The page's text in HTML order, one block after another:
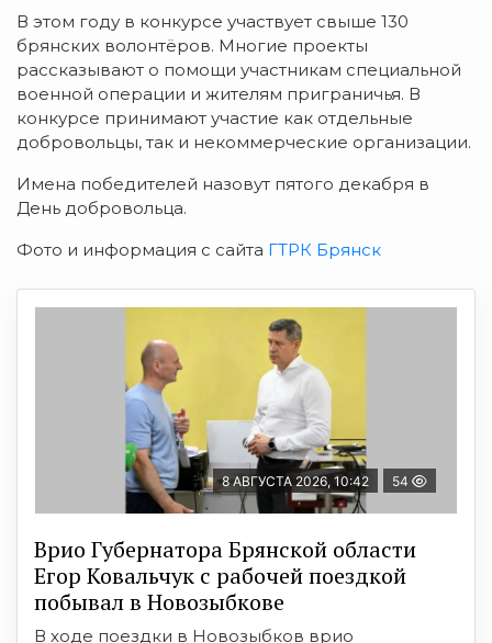
В этом году в конкурсе участвует свыше 130
брянских волонтёров. Многие проекты
рассказывают о помощи участникам специальной
военной операции и жителям приграничья. В
конкурсе принимают участие как отдельные
добровольцы, так и некоммерческие организации.
Имена победителей назовут пятого декабря в
День добровольца.
Фото и информация с сайта ГТРК Брянск
8 АВГУСТА 2026, 10:42 54
Врио Губернатора Брянской области
Егор Ковальчук с рабочей поездкой
побывал в Новозыбкове
В ходе поездки в Новозыбков врио